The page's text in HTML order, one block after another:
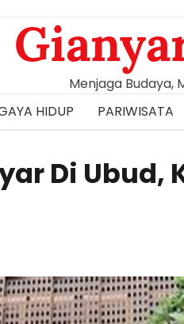
Menjaga Budaya,
HIDUP PARIWISATA
Di Ubud,